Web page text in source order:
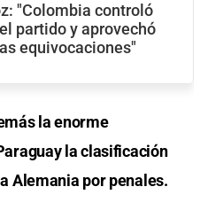
"Colombia controló
partido y aprovechó
equivocaciones"
la enorme
la clasificación
Alemania por penales.